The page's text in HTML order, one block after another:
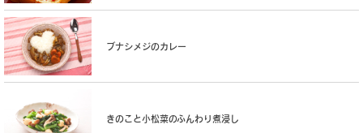
ブナシメジのカレー
きのこと小松菜のふんわり煮浸し